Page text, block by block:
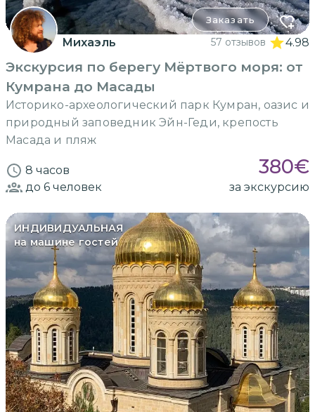
Заказать
Михаэль 57 отзывов 4.98
Экскурсия по берегу Мёртвого моря: от
Кумрана до Масады
Историко-археологический парк Кумран, оазис и
природный заповедник Эйн-Геди, крепость
Масада и пляж
8 часов 380€
до 6 человек за экскурсию
ИНДИВИДУАЛЬНАЯ
на машине гостей